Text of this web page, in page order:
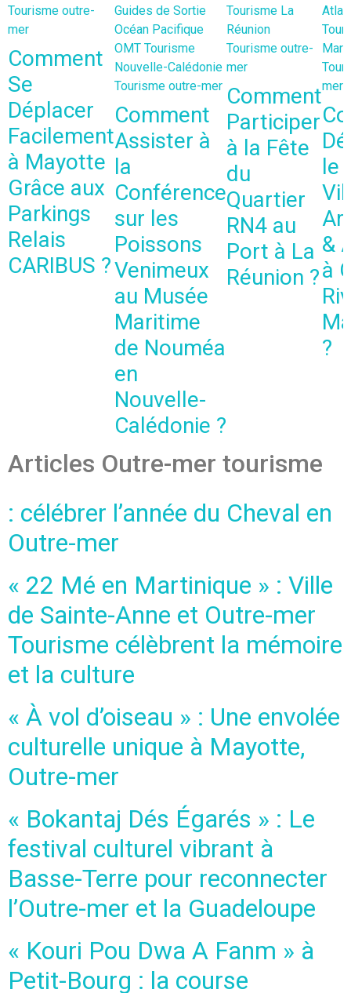
Tourisme outre-
mer
Comment
Se
Déplacer
Facilement
à Mayotte
Grâce aux
Parkings
Relais
CARIBUS ?
Guides de Sortie
Océan Pacifique
OMT Tourisme
Nouvelle-Calédonie
Tourisme outre-mer
Comment
Assister à
la
Conférence
sur les
Poissons
Venimeux
au Musée
Maritime
de Nouméa
en
Nouvelle-
Calédonie ?
Tourisme La
Réunion
Tourisme outre-
mer
Comment
Participer
à la Fête
du
Quartier
RN4 au
Port à La
Réunion ?
mer
le
&
à
?
Articles Outre-mer tourisme
: célébrer l’année du Cheval en
Outre-mer
« 22 Mé en Martinique » : Ville
de Sainte-Anne et Outre-mer
Tourisme célèbrent la mémoire
et la culture
« À vol d’oiseau » : Une envolée
culturelle unique à Mayotte,
Outre-mer
« Bokantaj Dés Égarés » : Le
festival culturel vibrant à
Basse-Terre pour reconnecter
l’Outre-mer et la Guadeloupe
« Kouri Pou Dwa A Fanm » à
Petit-Bourg : la course